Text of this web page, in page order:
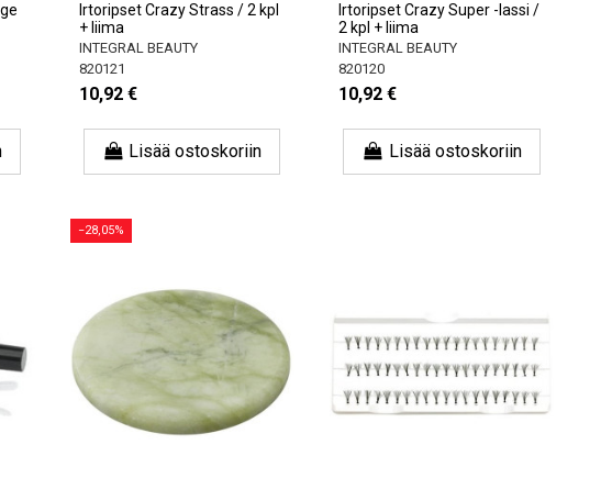
Irtoripset Crazy Strass / 2 kpl
+ liima
INTEGRAL BEAUTY
820121
10,92 €
Lisää ostoskoriin
Irtoripset Crazy Super -lassi /
2 kpl + liima
INTEGRAL BEAUTY
820120
10,92 €
Lisää ostoskoriin
−28,05%